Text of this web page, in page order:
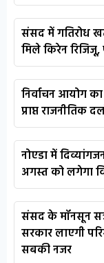
संसद में गतिरोध
मिले किरेन
निर्वाचन आयोग
प्राप्त राजनीतिक
नोएडा में
अगस्त को लगेगा
संसद के मॉनसून
सरकार लाएगी
सबकी नजर